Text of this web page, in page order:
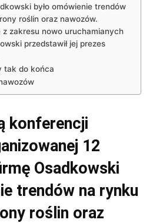
było omówienie trendów
roślin oraz nawozów.
zakresu nowo uruchamianych
przedstawił jej prezes
tak do końca
konferencji
12
Osadkowski
trendów na rynku
roślin oraz